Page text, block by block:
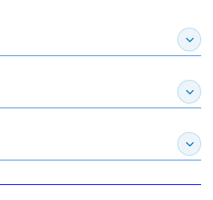
展開
展開
展開